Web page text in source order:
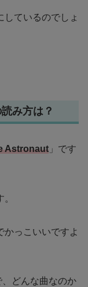
しているのでしょ
み方は？
Astronaut 」です
かっこいいですよ
、どんな曲なのか